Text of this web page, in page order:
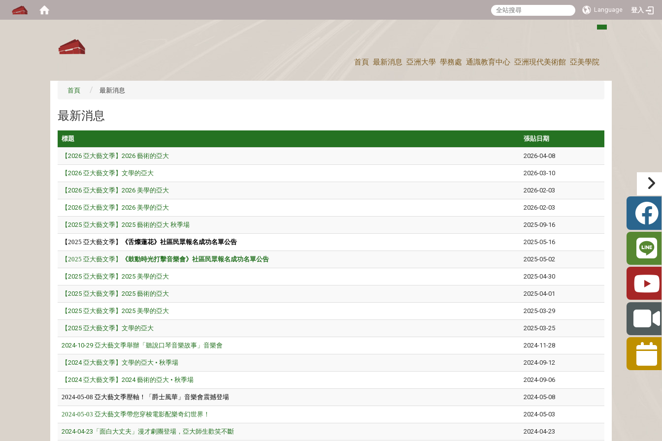
Language 登入
:::
首頁 最新消息 亞洲大學 學務處 通識教育中心 亞洲現代美術館 亞美學院
首頁 最新消息
最新消息
標題 張貼日期
【2026 亞大藝文季】2026 藝術的亞大 2026-04-08
【2026 亞大藝文季】文學的亞大 2026-03-10
【2026 亞大藝文季】2026 美學的亞大 2026-02-03
【2026 亞大藝文季】2026 美學的亞大 2026-02-03
【2025 亞大藝文季】2025 藝術的亞大 秋季場 2025-09-16
【2025 亞大藝文季】 《舌燦蓮花》社區民眾報名成功名單公告 2025-05-16
【2025 亞大藝文季】 《鼓動時光打擊音樂會》社區民眾報名成功名單公告 2025-05-02
【2025 亞大藝文季】2025 美學的亞大 2025-04-30
【2025 亞大藝文季】2025 藝術的亞大 2025-04-01
【2025 亞大藝文季】2025 美學的亞大 2025-03-29
【2025 亞大藝文季】文學的亞大 2025-03-25
2024-10-29 亞大藝文季舉辦「聽說口琴音樂故事」音樂會 2024-11-28
【2024 亞大藝文季】文學的亞大 • 秋季場 2024-09-12
【2024 亞大藝文季】2024 藝術的亞大 • 秋季場 2024-09-06
2024-05-08 亞大藝文季壓軸！「爵士風華」音樂會震撼登場 2024-05-08
2024-05-03 亞大藝文季帶您穿梭電影配樂奇幻世界！ 2024-05-03
2024-04-23「面白大丈夫」漫才劇團登場，亞大師生歡笑不斷 2024-04-23